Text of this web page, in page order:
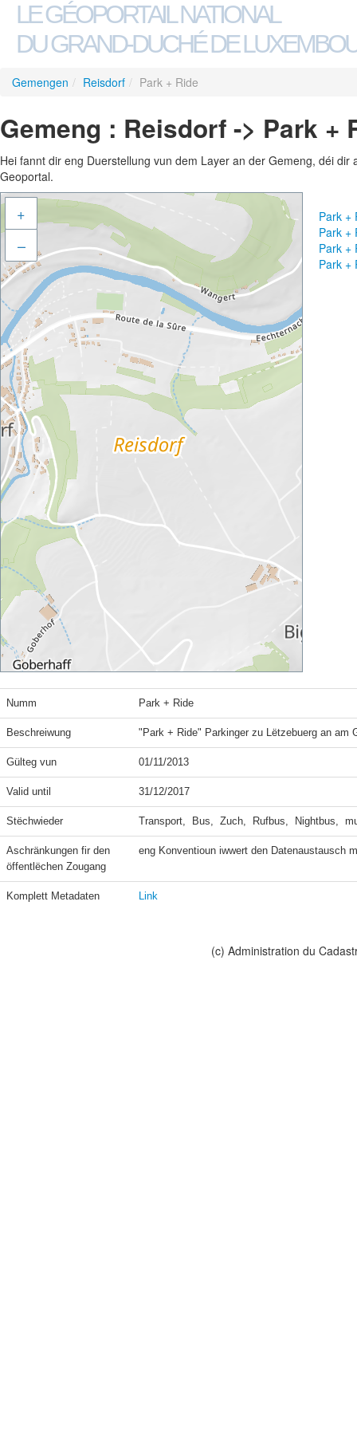
LE GÉOPORTAIL NATIONAL
DU GRAND-DUCHÉ DE
Gemengen / Reisdorf / Park + Ride
Gemeng : Reisdorf -> Park +
Hei fannt dir eng Duerstellung vun dem Layer an der Gemeng, déi
Geoportal.
+
–
Park +
Park +
Park +
Park +
Numm Park + Ride
Beschreiwung "Park + Ride" Parkinger zu Lëtzebuerg an am
Gülteg vun 01/11/2013
Valid until 31/12/2017
Stëchwieder Transport,  Bus,  Zuch,  Rufbus,  Nightbus,
Aschränkungen fir den
öffentlëchen Zougang
eng Konventioun iwwert den Datenaustausch
Komplett Metadaten Link
(c) Administration du